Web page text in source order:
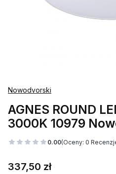
Nowodvorski
AGNES ROUND
3000K 10979
0.00(Oceny: 0
Cena
337,50 zł